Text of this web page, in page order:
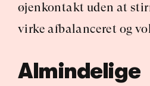
øjenkontakt uden at
virke afbalanceret og
Almindelige